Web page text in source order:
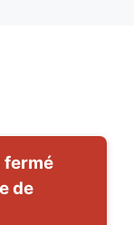
fermé
de